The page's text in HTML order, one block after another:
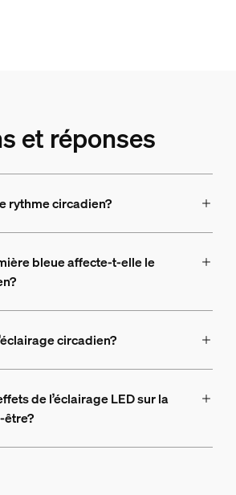
et réponses
rythme circadien?
bleue affecte-t-elle le
circadien?
de l’éclairage LED sur la
être?